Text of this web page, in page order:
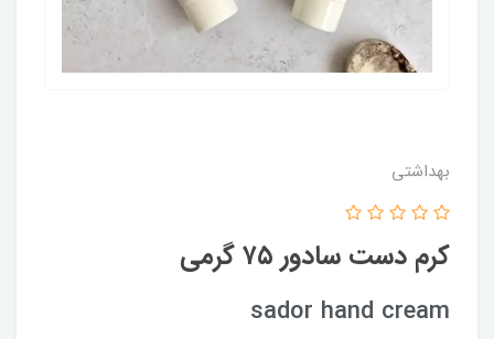
بهداشتی
کرم دست سادور ۷۵ گرمی
sador hand cream